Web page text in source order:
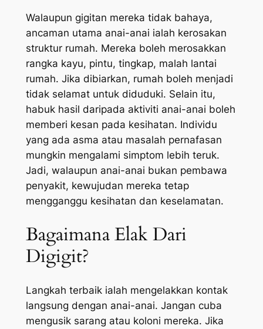
Walaupun gigitan mereka tidak bahaya,
ancaman utama anai-anai ialah kerosakan
struktur rumah. Mereka boleh merosakkan
rangka kayu, pintu, tingkap, malah lantai
rumah. Jika dibiarkan, rumah boleh menjadi
tidak selamat untuk diduduki. Selain itu,
habuk hasil daripada aktiviti anai-anai boleh
memberi kesan pada kesihatan. Individu
yang ada asma atau masalah pernafasan
mungkin mengalami simptom lebih teruk.
Jadi, walaupun anai-anai bukan pembawa
penyakit, kewujudan mereka tetap
mengganggu kesihatan dan keselamatan.
Bagaimana Elak Dari
Digigit?
Langkah terbaik ialah mengelakkan kontak
langsung dengan anai-anai. Jangan cuba
mengusik sarang atau koloni mereka. Jika